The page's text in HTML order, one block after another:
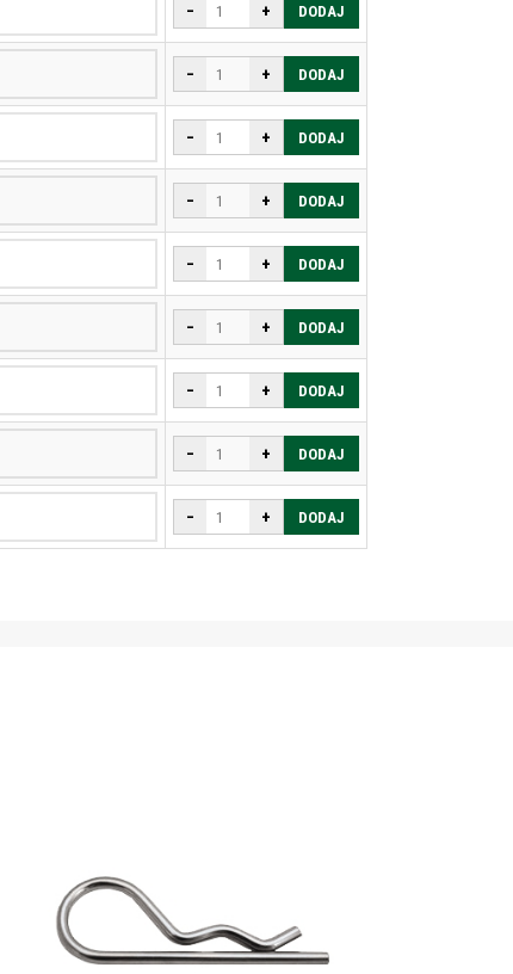
− + DODAJ
− + DODAJ
− + DODAJ
− + DODAJ
− + DODAJ
− + DODAJ
− + DODAJ
− + DODAJ
− + DODAJ